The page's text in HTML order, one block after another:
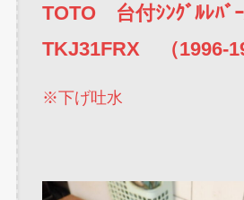
TOTO 台付ｼﾝｸﾞﾙﾚﾊﾞ
TKJ31FRX （1996-
※下げ吐水